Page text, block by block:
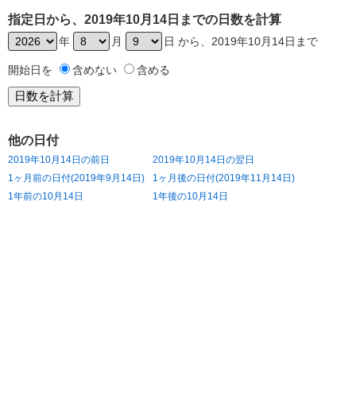
指定日から、2019年10月14日までの日数を計算
年 月 日 から、2019年10月14日まで
開始日を 含めない 含める
他の日付
2019年10月14日の前日
2019年10月14日の翌日
1ヶ月前の日付(2019年9月14日)
1ヶ月後の日付(2019年11月14日)
1年前の10月14日
1年後の10月14日